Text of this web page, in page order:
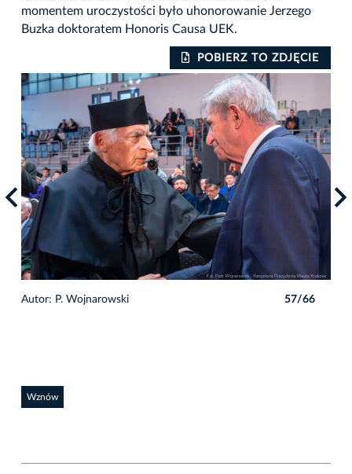
momentem uroczystości było uhonorowanie Jerzego
Buzka doktoratem Honoris Causa UEK.
POBIERZ TO ZDJĘCIE
Autor: P. Wojnarowski 57/66
Wznów